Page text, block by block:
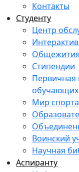
Контакты
Студенту
Центр
Общежития
Стипендии
Первичная
Мир спорта
Воинский
Научная
Аспиранту